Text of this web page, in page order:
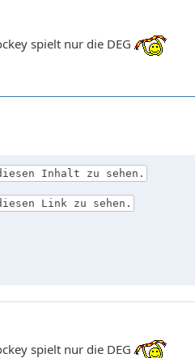
spielt nur die DEG
Inhalt zu sehen.
Link zu sehen.
spielt nur die DEG